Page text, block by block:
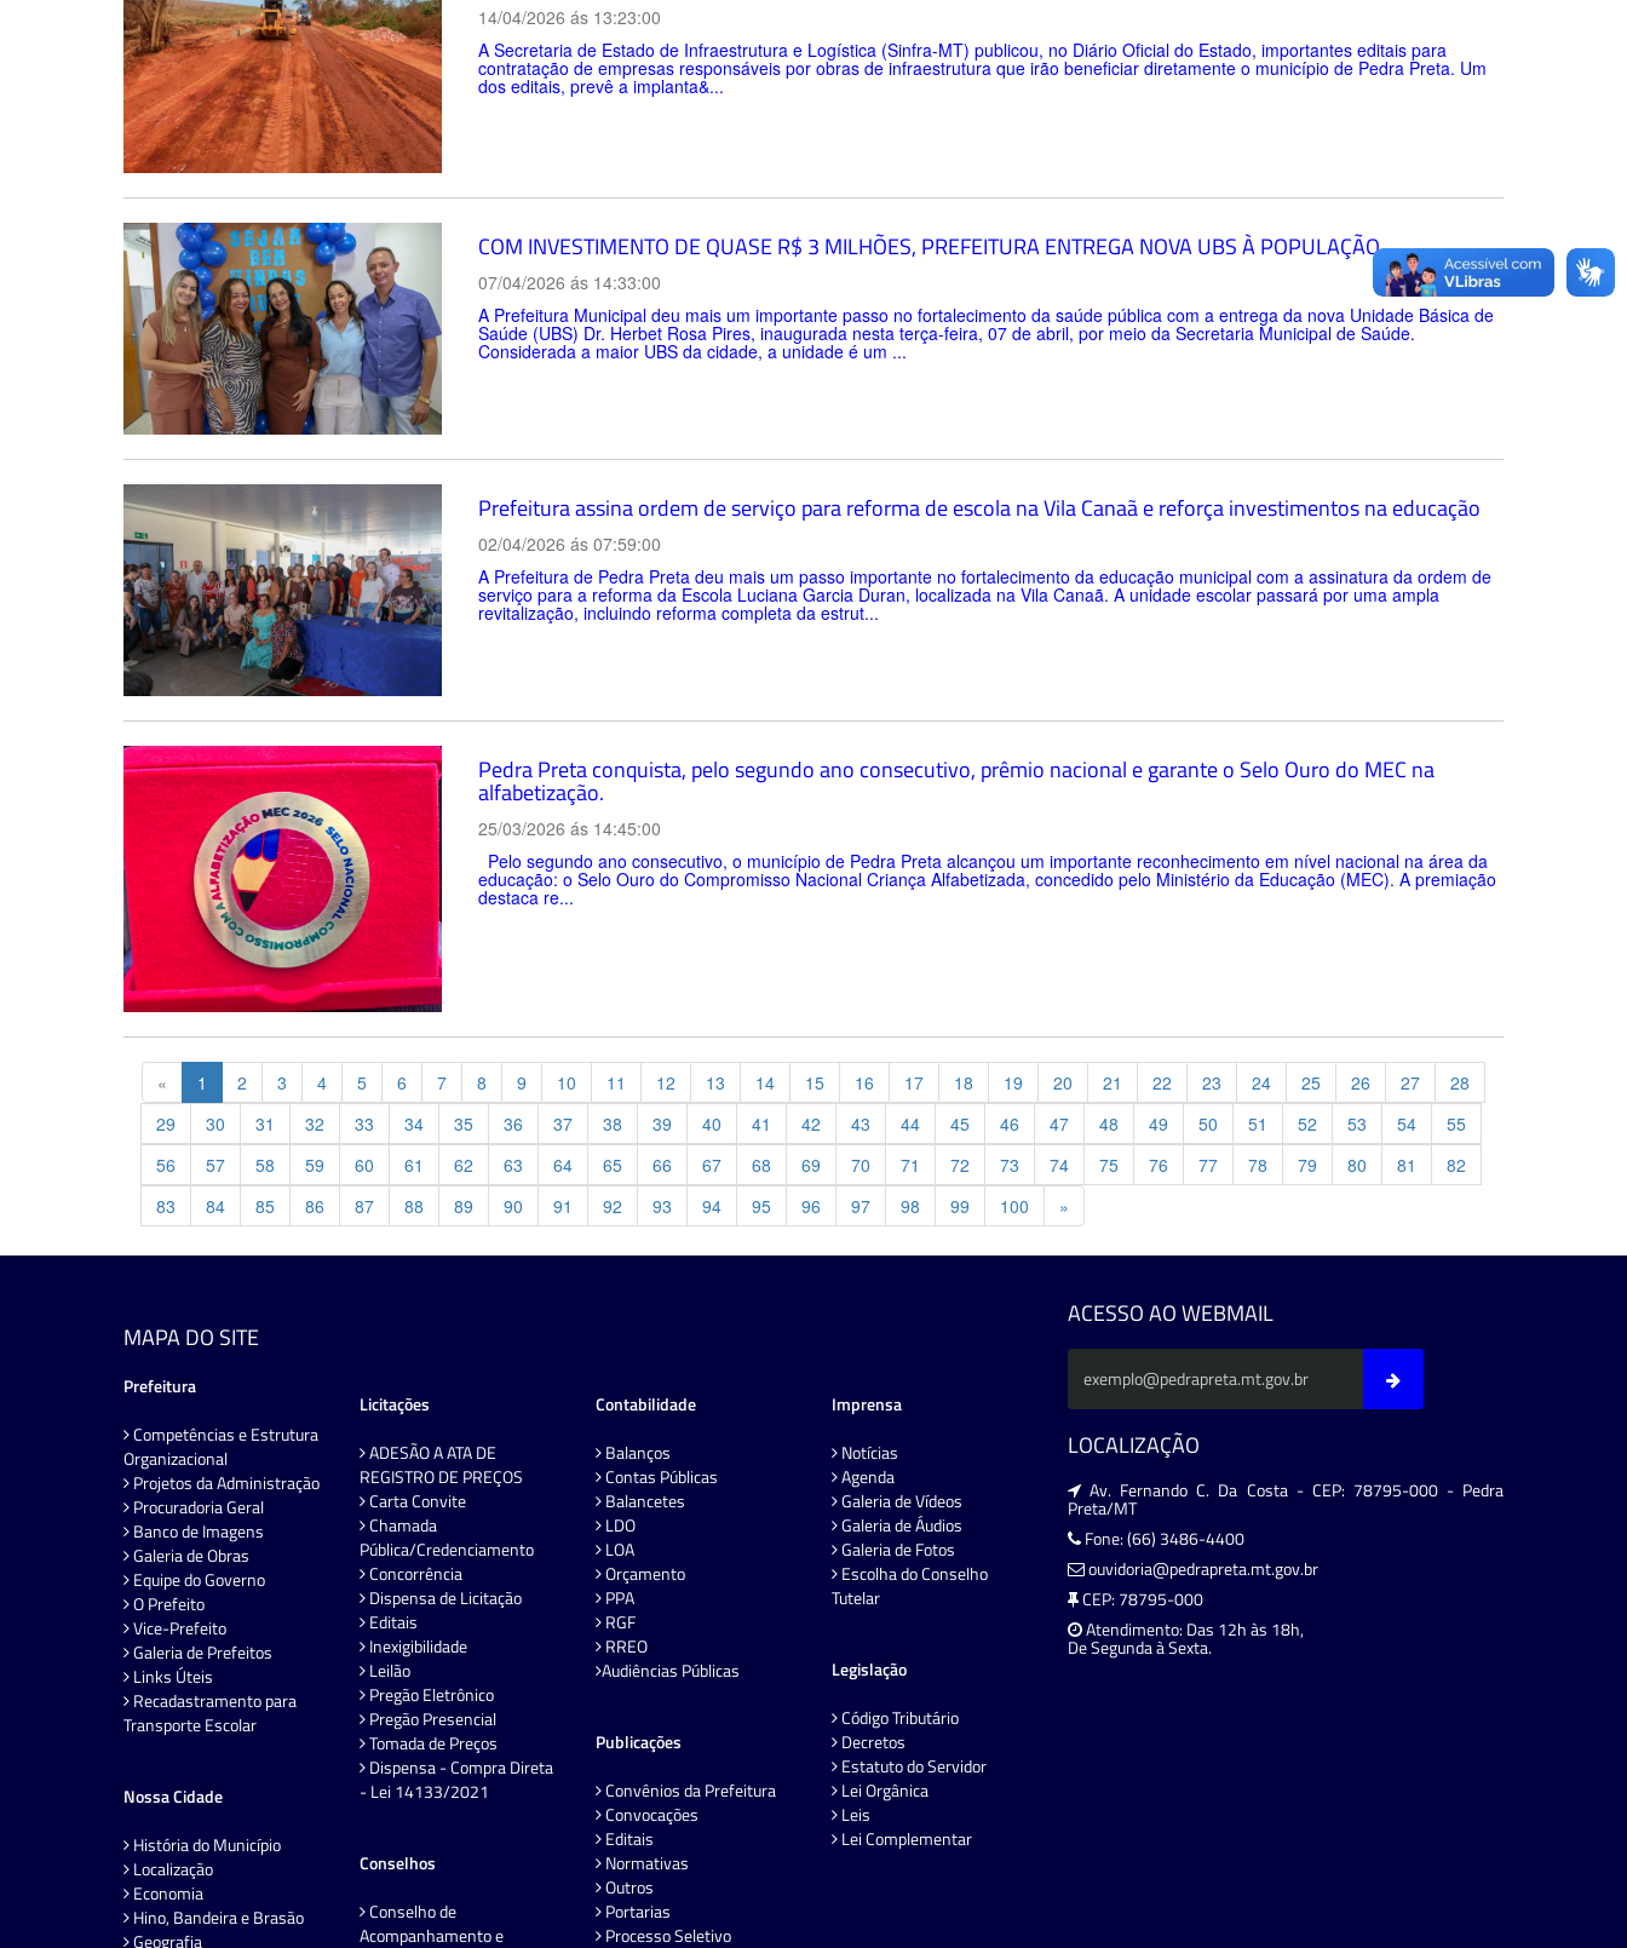
14/04/2026 ás 13:23:00
A Secretaria de Estado de Infraestrutura e Logística (Sinfra-MT) publicou, no Diário Oficial do Estado, importantes editais para
contratação de empresas responsáveis por obras de infraestrutura que irão beneficiar diretamente o município de Pedra Preta. Um
dos editais, prevê a implanta&...
COM INVESTIMENTO DE QUASE R$ 3 MILHÕES, PREFEITURA ENTREGA NOVA UBS À POPULAÇÃO
07/04/2026 ás 14:33:00
A Prefeitura Municipal deu mais um importante passo no fortalecimento da saúde pública com a entrega da nova Unidade Básica de
Saúde (UBS) Dr. Herbet Rosa Pires, inaugurada nesta terça-feira, 07 de abril, por meio da Secretaria Municipal de Saúde.
Considerada a maior UBS da cidade, a unidade é um ...
Prefeitura assina ordem de serviço para reforma de escola na Vila Canaã e reforça investimentos na educação
02/04/2026 ás 07:59:00
A Prefeitura de Pedra Preta deu mais um passo importante no fortalecimento da educação municipal com a assinatura da ordem de
serviço para a reforma da Escola Luciana Garcia Duran, localizada na Vila Canaã. A unidade escolar passará por uma ampla
revitalização, incluindo reforma completa da estrut...
Pedra Preta conquista, pelo segundo ano consecutivo, prêmio nacional e garante o Selo Ouro do MEC na
alfabetização.
25/03/2026 ás 14:45:00
Pelo segundo ano consecutivo, o município de Pedra Preta alcançou um importante reconhecimento em nível nacional na área da
educação: o Selo Ouro do Compromisso Nacional Criança Alfabetizada, concedido pelo Ministério da Educação (MEC). A premiação
destaca re...
« Previous
1 2 3 4 5 6 7 8 9 10 11 12 13 14 15 16 17 18 19 20 21 22 23 24 25 26 27
28
29
30 31 32 33 34 35 36 37 38 39 40 41 42 43 44 45 46 47 48 49 50 51 52 53 54
55
56
57 58 59 60 61 62 63 64 65 66 67 68 69 70 71 72 73 74 75 76 77 78 79 80 81
82
83
84 85 86 87 88 89 90 91 92 93 94 95 96 97 98 99 100 »
MAPA DO SITE
Prefeitura
Competências e Estrutura
Organizacional
Projetos da Administração
Procuradoria Geral
Banco de Imagens
Galeria de Obras
Equipe do Governo
O Prefeito
Vice-Prefeito
Galeria de Prefeitos
Links Úteis
Recadastramento para
Transporte Escolar
Nossa Cidade
História do Município
Localização
Economia
Hino, Bandeira e Brasão
Geografia
Licitações
ADESÃO A ATA DE
REGISTRO DE PREÇOS
Carta Convite
Chamada
Pública/Credenciamento
Concorrência
Dispensa de Licitação
Editais
Inexigibilidade
Leilão
Pregão Eletrônico
Pregão Presencial
Tomada de Preços
Dispensa - Compra Direta
- Lei 14133/2021
Conselhos
Conselho de
Acompanhamento e
Contabilidade
Balanços
Contas Públicas
Balancetes
LDO
LOA
Orçamento
PPA
RGF
RREO
Audiências Públicas
Publicações
Convênios da Prefeitura
Convocações
Editais
Normativas
Outros
Portarias
Processo Seletivo
Imprensa
Notícias
Agenda
Galeria de Vídeos
Galeria de Áudios
Galeria de Fotos
Escolha do Conselho
Tutelar
Legislação
Código Tributário
Decretos
Estatuto do Servidor
Lei Orgânica
Leis
Lei Complementar
ACESSO AO WEBMAIL
LOCALIZAÇÃO
Av. Fernando C. Da Costa - CEP: 78795-000 - Pedra
Preta/MT
Fone: (66) 3486-4400
ouvidoria@pedrapreta.mt.gov.br
CEP: 78795-000
Atendimento: Das 12h às 18h,
De Segunda à Sexta.